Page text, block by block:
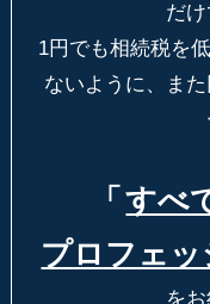
だけ
1円でも相続税を
ないように、
ま
「 すべ
プロフェ
を